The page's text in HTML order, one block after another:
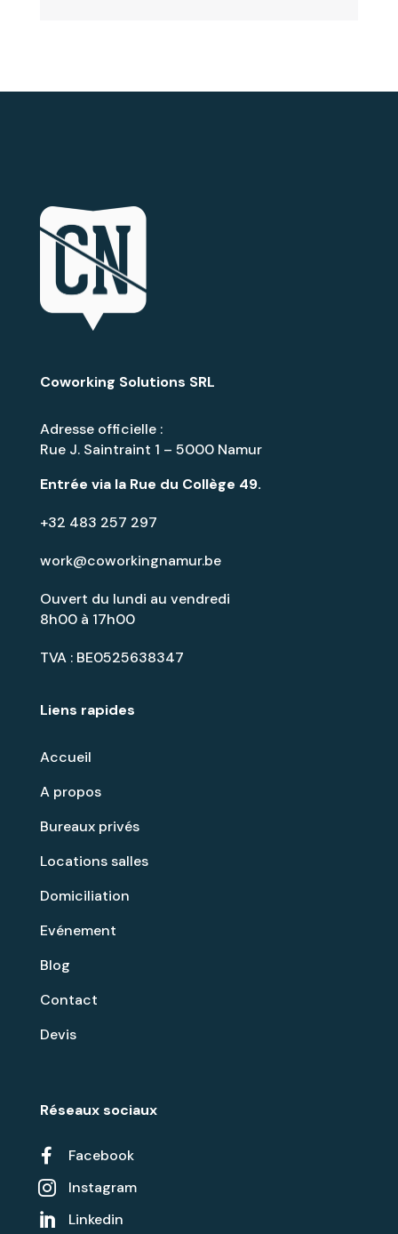
Réseaux sociaux
 Facebook
 Instagram
 Linkedin
Liens rapides
Accueil
A propos
Bureaux privés
Locations salles
Domiciliation
Evénement
Blog
Contact
Devis
Coworking Solutions SRL
Adresse officielle :
Rue J. Saintraint 1 – 5000 Namur
Entrée via la Rue du Collège 49.
+32 483 257 297
work@coworkingnamur.be
Ouvert du lundi au vendredi
8h00 à 17h00
TVA : BE0525638347